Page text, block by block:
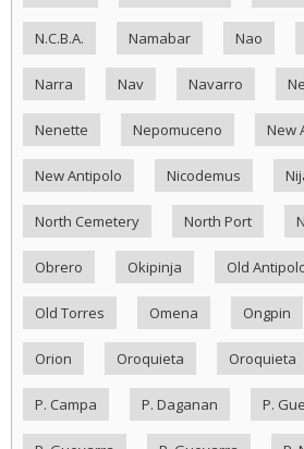
N.C.B.A. Namabar Nao
Narra Nav Navarro
Nenette Nepomuceno New
New Antipolo Nicodemus
North Cemetery North Port
Obrero Okipinja Old
Old Torres Omena Ongpin
Orion Oroquieta Oroquieta
P. Campa P. Daganan P.